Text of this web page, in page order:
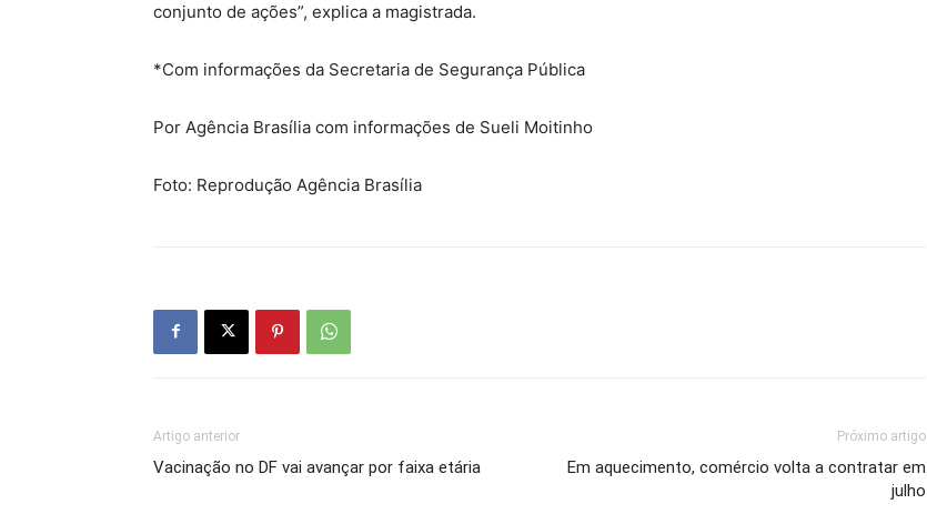
conjunto de ações”, explica a magistrada.
*Com informações da Secretaria de Segurança Pública
Por Agência Brasília com informações de Sueli Moitinho
Foto: Reprodução Agência Brasília
Artigo anterior
Vacinação no DF vai avançar por faixa etária
Próximo artigo
Em aquecimento, comércio volta a contratar em
julho